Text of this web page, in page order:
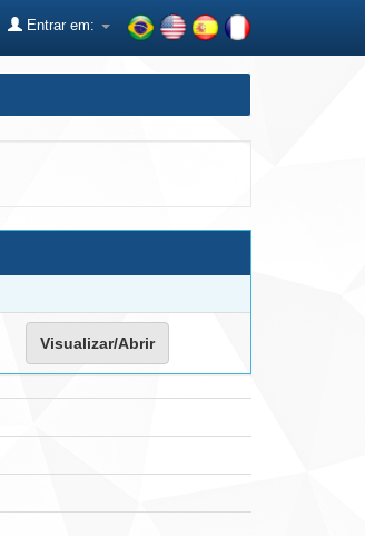
Entrar em:
Visualizar/Abrir